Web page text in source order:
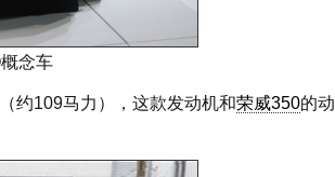
念车
约109马力），这款发动机和荣威350的